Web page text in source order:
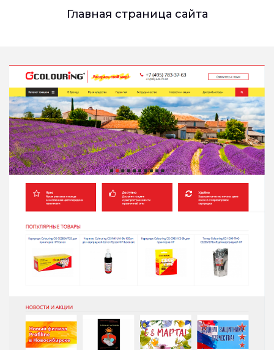
Главная страница сайта